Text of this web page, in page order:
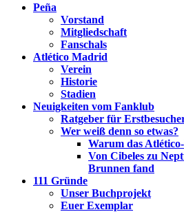
Peña
Vorstand
Mitgliedschaft
Fanschals
Atlético Madrid
Verein
Historie
Stadien
Neuigkeiten vom Fanklub
Ratgeber für
Wer weiß denn so etwas?
Warum das
Von Cibeles zu
Brunnen fand
111 Gründe
Unser Buchprojekt
Euer Exemplar